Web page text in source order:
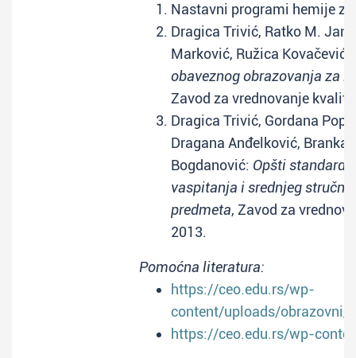
Nastavni programi hemije
Dragica Trivić, Ratko M.
Marković, Ružica
obaveznog obrazovanja za
Zavod za vrednovanje
Dragica Trivić, Gordana
Dragana Anđelković,
Bogdanović: Opšti standardi
vaspitanja i srednjeg
predmeta, Zavod za
2013.
Pomoćna literatura:
https://ceo.edu.rs/wp-
content/uploads/
https://ceo.edu.rs/wp-